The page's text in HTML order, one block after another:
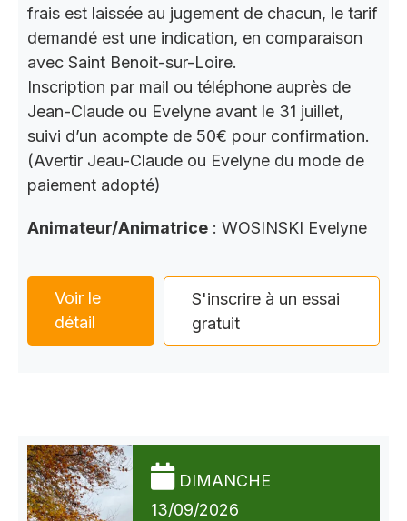
frais est laissée au jugement de chacun, le tarif
demandé est une indication, en comparaison
avec Saint Benoit-sur-Loire.
Inscription par mail ou téléphone auprès de
Jean-Claude ou Evelyne avant le 31 juillet,
suivi d’un acompte de 50€ pour confirmation.
(Avertir Jeau-Claude ou Evelyne du mode de
paiement adopté)
Animateur/Animatrice : WOSINSKI Evelyne
Voir le
détail
S'inscrire à un essai
gratuit
DIMANCHE
13/09/2026